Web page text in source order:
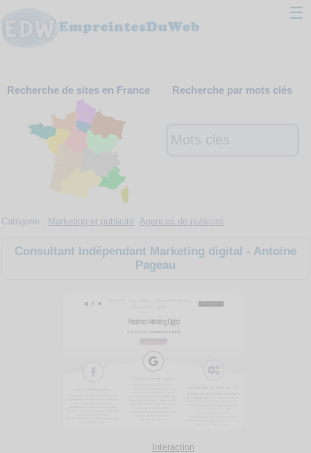
☰
Webmaster
Contact
Support
Recherche de sites en France Recherche par mots clés
Catégorie : Marketing et publicité Agences de publicité
Consultant Indépendant Marketing digital - Antoine
Pageau
Interaction